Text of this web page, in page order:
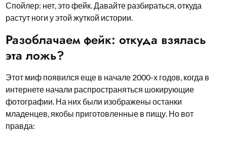
Спойлер: нет, это фейк. Давайте разбираться, откуда
растут ноги у этой жуткой истории.
Разоблачаем фейк: откуда взялась
эта ложь?
Этот миф появился еще в начале 2000-х годов, когда в
интернете начали распространяться шокирующие
фотографии. На них были изображены останки
младенцев, якобы приготовленные в пищу. Но вот
правда: